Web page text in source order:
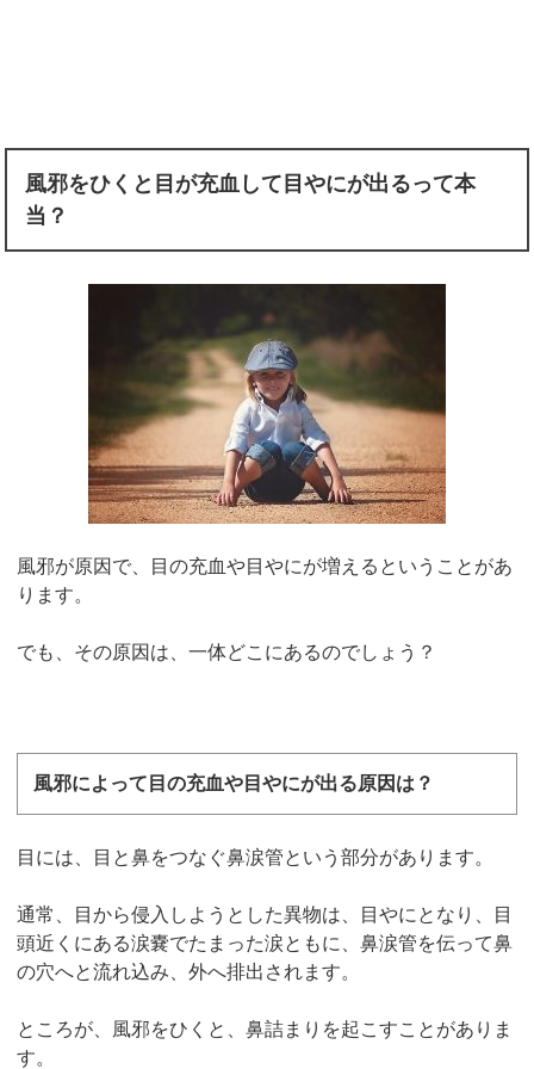
風邪をひくと目が充血して目やにが出るって本
当？
風邪が原因で、目の充血や目やにが増えるということがあ
ります。
でも、その原因は、一体どこにあるのでしょう？
風邪によって目の充血や目やにが出る原因は？
目には、目と鼻をつなぐ鼻涙管という部分があります。
通常、目から侵入しようとした異物は、目やにとなり、目
頭近くにある涙嚢でたまった涙ともに、鼻涙管を伝って鼻
の穴へと流れ込み、外へ排出されます。
ところが、風邪をひくと、鼻詰まりを起こすことがありま
す。